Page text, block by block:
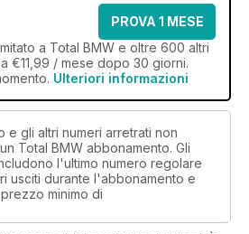
PROVA 1 MESE
a Total BMW e oltre 600 altri
€11,99 / mese dopo 30 giorni.
Ulteriori informazioni
e gli altri numeri arretrati non
Total BMW abbonamento. Gli
l'ultimo numero regolare
usciti durante l'abbonamento e
minimo di